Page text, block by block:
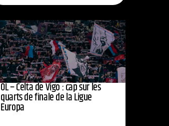
OL – Celta de Vigo : cap sur les
quarts de finale de la Ligue
Europa